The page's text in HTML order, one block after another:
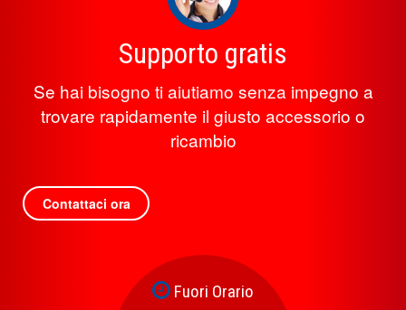
Supporto gratis
Se hai bisogno ti aiutiamo senza impegno a
trovare rapidamente il giusto accessorio o
ricambio
Contattaci ora
Fuori Orario